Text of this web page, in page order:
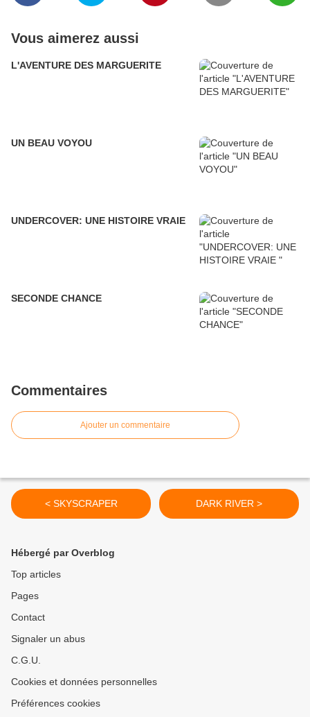
Vous aimerez aussi
L'AVENTURE DES MARGUERITE
UN BEAU VOYOU
UNDERCOVER: UNE HISTOIRE VRAIE
SECONDE CHANCE
Commentaires
Ajouter un commentaire
< SKYSCRAPER DARK RIVER >
Hébergé par Overblog
Top articles
Pages
Contact
Signaler un abus
C.G.U.
Cookies et données personnelles
Préférences cookies